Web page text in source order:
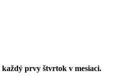
každý prvy štvrtok v mesiaci.